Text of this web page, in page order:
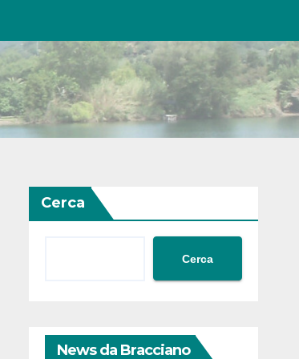
Cerca
Cerca
News da Bracciano